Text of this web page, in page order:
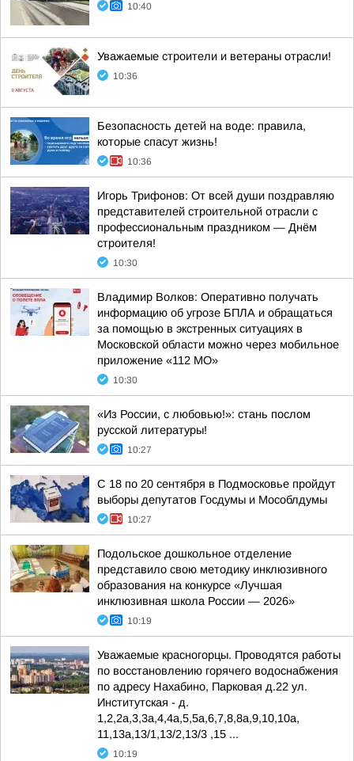
10:40
Уважаемые строители и ветераны отрасли!
10:36
Безопасность детей на воде: правила,
которые спасут жизнь!
10:36
Игорь Трифонов: От всей души поздравляю
представителей строительной отрасли с
профессиональным праздником — Днём
строителя!
10:30
Владимир Волков: Оперативно получать
информацию об угрозе БПЛА и обращаться
за помощью в экстренных ситуациях в
Московской области можно через мобильное
приложение «112 МО»
10:30
«Из России, с любовью!»: стань послом
русской литературы!
10:27
С 18 по 20 сентября в Подмосковье пройдут
выборы депутатов Госдумы и Мособлдумы
10:27
Подольское дошкольное отделение
представило свою методику инклюзивного
образования на конкурсе «Лучшая
инклюзивная школа России — 2026»
10:19
Уважаемые красногорцы. Проводятся работы
по восстановлению горячего водоснабжения
по адресу Нахабино, Парковая д.22 ул.
Институтская - д.
1,2,2а,3,3а,4,4а,5,5а,6,7,8,8а,9,10,10а,
11,13а,13/1,13/2,13/3 ,15 ...
10:19